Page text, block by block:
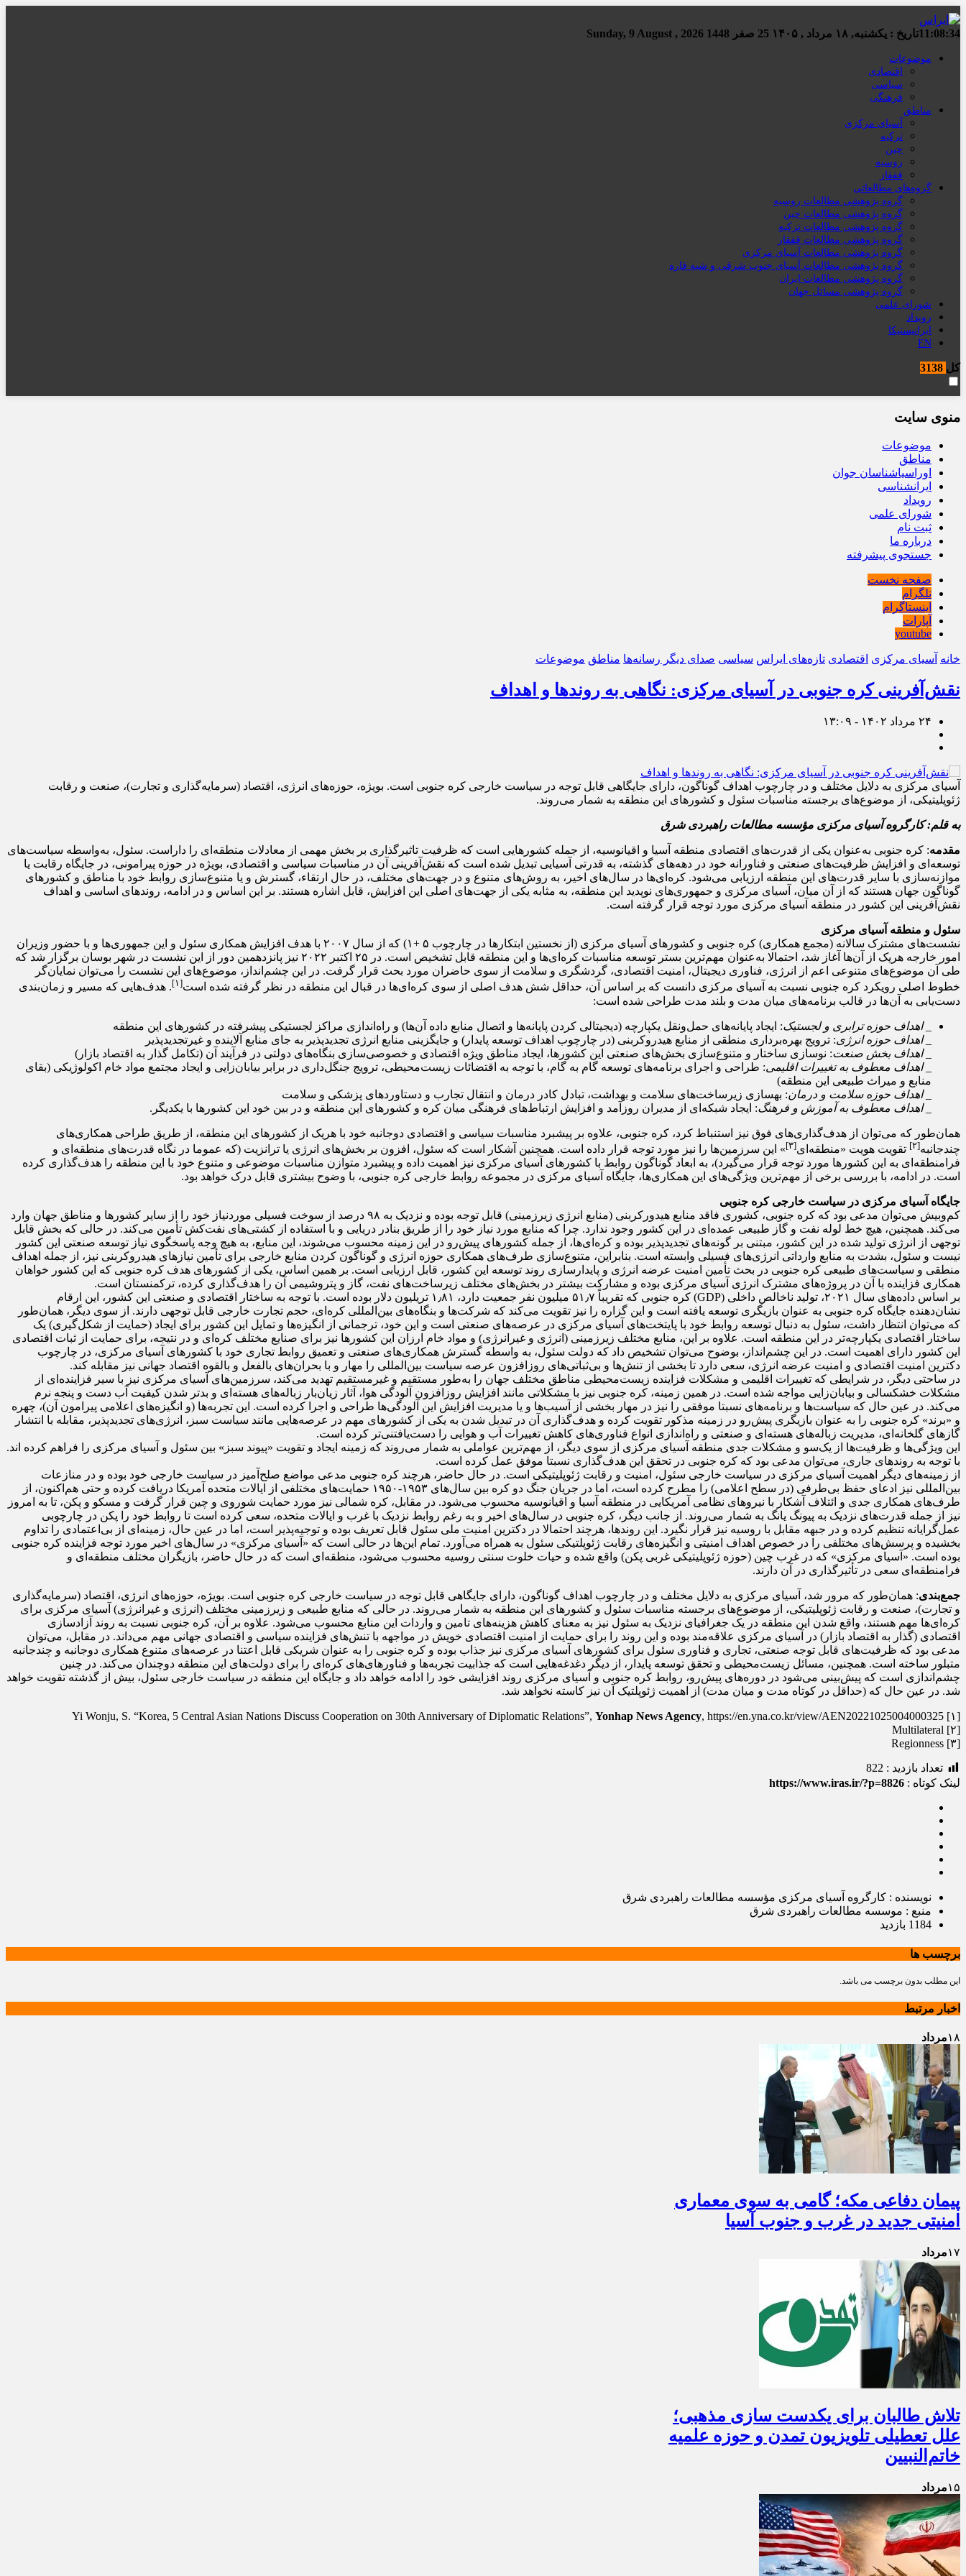
11:08:35تاریخ : یکشنبه, ۱۸ مرداد , ۱۴۰۵ 25 صفر 1448
موضوعات
اقتصادی
سیاسی
فرهنگی
مناطق
آسیای مرکزی
ترکیه
چین
روسیه
قفقاز
گروه‌های مطالعاتی
گروه پژوهشی مطالعات روسیه
گروه پژوهشی مطالعات چین
گروه پژوهشی مطالعات ترکیه
گروه پژوهشی مطالعات قفقاز
گروه پژوهشی مطالعات آسیای مرکزی
گروه پژوهشی مطالعات آسیای جنوب شرقی و شبه قاره
گروه پژوهشی مطالعات ایران
گروه پژوهشی مسائل جهان
شورای علمی
رویداد
ایرانیستیکا
EN
کل
منوی سایت
موضوعات
مناطق
اوراسیاشناسان جوان
ایرانشناسی
رویداد
شورای علمی
ثبت نام
درباره ما
جستجوی پیشرفته
صفحه نخست
تلگرام
اینستاگرام
آپارات
youtube
خانه آسیای مرکزی اقتصادی تازه‌های ایراس سیاسی صدای دیگر رسانه‌ها مناطق موضوعات
نقش‌آفرینی کره جنوبی در آسیای مرکزی: نگاهی به روندها و اهداف
۲۴ مرداد ۱۴۰۲ - ۱۳:۰۹
آسیای مرکزی به دلایل مختلف و در چارچوب اهداف گوناگون، دارای جایگاهی قابل توجه در سیاست خارجی کره جنوبی است. بویژه، حوزه‌های انرژی، اقتصاد (سرمایه‌گذاری و تجارت)، صنعت و رقابت
ژئوپلیتیکی، از موضوع‌های برجسته مناسبات سئول و کشورهای این منطقه به شمار می‌روند.
به قلم: کارگروه آسیای مرکزی مؤسسه مطالعات راهبردی شرق
مقدمه: کره جنوبی به‌عنوان یکی از قدرت‌های اقتصادی منطقه آسیا و اقیانوسیه، از جمله کشورهایی است که ظرفیت تاثیرگذاری بر بخش مهمی از معادلات منطقه‌ای را داراست. سئول، به‌واسطه سیاست‌های
توسعه‌ای و افزایش ظرفیت‌های صنعتی و فناورانه خود در دهه‌های گذشته، به قدرتی آسیایی تبدیل شده است که نقش‌آفرینی آن در مناسبات سیاسی و اقتصادی، بویژه در حوزه پیرامونی، در جایگاه رقابت یا
موازنه‌سازی با سایر قدرت‌های این منطقه ارزیابی می‌شود. کره‌ای‌ها در سال‌های اخیر، به روش‌های متنوع و در جهت‌های مختلف، در حال ارتقاء، گسترش و یا متنوع‌سازی روابط خود با مناطق و کشورهای
گوناگون جهان هستند که از آن میان، آسیای مرکزی و جمهوری‌های نوپدید این منطقه، به مثابه یکی از جهت‌های اصلی این افزایش، قابل اشاره هستند. بر این اساس و در ادامه، روندهای اساسی و اهداف
نقش‌آفرینی این کشور در منطقه آسیای مرکزی مورد توجه قرار گرفته است.
سئول و منطقه آسیای مرکزی
نشست‌های مشترک سالانه (مجمع همکاری) کره جنوبی و کشورهای آسیای مرکزی (از نخستین ابتکارها در چارچوب ۵ +۱) که از سال ۲۰۰۷ با هدف افزایش همکاری سئول و این جمهوری‌ها و با حضور وزیران
امور خارجه هریک از آن‌ها آغاز شد، احتمالا به‌عنوان مهم‌ترین بستر توسعه مناسبات کره‌ای‌ها و این منطقه قابل تشخیص است. در ۲۵ اکتبر ۲۰۲۲ نیز پانزدهمین دور از این نشست در شهر بوسان برگزار شد که
طی آن موضوع‌های متنوعی اعم از انرژی، فناوری دیجیتال، امنیت اقتصادی، گردشگری و سلامت از سوی حاضران مورد بحث قرار گرفت. در این چشم‌انداز، موضوع‌های این نشست را می‌توان نمایان‌گر
خطوط اصلی رویکرد کره جنوبی نسبت به آسیای مرکزی دانست که بر اساس آن، حداقل شش هدف اصلی از سوی کره‌ای‌ها در قبال این منطقه در نظر گرفته شده است[۱]
. هدف‌هایی که مسیر و زمان‌بندی
دست‌یابی به آن‌ها در قالب برنامه‌های میان مدت و بلند مدت طراحی شده است:
_ اهداف حوزه ترابری و لجستیک: ایجاد پایانه‌های حمل‌ونقل یکپارچه (دیجیتالی کردن پایانه‌ها و اتصال منابع داده آن‌ها) و راه‌اندازی مراکز لجستیکی پیشرفته در کشورهای این منطقه
_ اهداف حوزه انرژی: ترویج بهره‌برداری منطقی از منابع هیدروکربنی (در چارچوب اهداف توسعه پایدار) و جایگزینی منابع انرژی تجدیدپذیر به جای منابع آلاینده و غیرتجدیدپذیر
_ اهداف بخش صنعت: نوسازی ساختار و متنوع‌سازی بخش‌های صنعتی این کشورها، ایجاد مناطق ویژه اقتصادی و خصوصی‌سازی بنگاه‌های دولتی در فرآیند آن (تکامل گذار به اقتصاد بازار)
_ اهداف معطوف به تغییرات اقلیمی: طراحی و اجرای برنامه‌های توسعه گام به گام، با توجه به اقتضائات زیست‌محیطی، ترویج جنگل‌داری در برابر بیابان‌زایی و ایجاد مجتمع مواد خام اکولوژیکی (بقای
منابع و میراث طبیعی این منطقه)
_ اهداف حوزه سلامت و درمان: بهسازی زیرساخت‌های سلامت و بهداشت، تبادل کادر درمان و انتقال تجارب و دستاوردهای پزشکی و سلامت
_ اهداف معطوف به آموزش و فرهنگ: ایجاد شبکه‌ای از مدیران روزآمد و افزایش ارتباط‌های فرهنگی میان کره و کشورهای این منطقه و در بین خود این کشورها با یکدیگر.
همان‌طور که می‌توان از هدف‌گذاری‌های فوق نیز استنباط کرد، کره جنوبی، علاوه بر پیشبرد مناسبات سیاسی و اقتصادی دوجانبه خود با هریک از کشورهای این منطقه، از طریق طراحی همکاری‌های
چندجانبه[۲] تقویت هویت «منطقه‌ای[۳]
» این سرزمین‌ها را نیز مورد توجه قرار داده است. همچنین آشکار است که سئول، افزون بر بخش‌های انرژی یا ترانزیت (که عموما در نگاه قدرت‌های منطقه‌ای و
فرامنطقه‌ای به این کشورها مورد توجه قرار می‌گیرد)، به ابعاد گوناگون روابط با کشورهای آسیای مرکزی نیز اهمیت داده و پیشبرد متوازن مناسبات موضوعی و متنوع خود با این منطقه را هدف‌گذاری کرده
است. در ادامه، با بررسی برخی از مهم‌ترین ویژگی‌های این همکاری‌ها، جایگاه آسیای مرکزی در مجموعه روابط خارجی کره جنوبی، با وضوح بیشتری قابل درک خواهد بود.
جایگاه آسیای مرکزی در سیاست خارجی کره جنوبی
کم‌وبیش می‌توان مدعی بود که کره جنوبی، کشوری فاقد منابع هیدورکربنی (منابع انرژی زیرزمینی) قابل توجه بوده و نزدیک به ۹۸ درصد از سوخت فسیلی موردنیاز خود را از سایر کشورها و مناطق جهان وارد
می‌کند. همچنین، هیچ خط لوله نفت و گاز طبیعی عمده‌ای در این کشور وجود ندارد. چرا که منابع مورد نیاز خود را از طریق بنادر دریایی و با استفاده از کشتی‌های نفت‌کش تأمین می‌کند. در حالی که بخش قابل
توجهی از انرژی تولید شده در این کشور، مبتنی بر گونه‌های تجدیدپذیر بوده و کره‌ای‌ها، از جمله کشورهای پیش‌رو در این زمینه محسوب می‌شوند، این منابع، به هیچ وجه پاسخگوی نیاز توسعه صنعتی این کشور
نیست و سئول، بشدت به منابع وارداتی انرژی‌های فسیلی وابسته است. بنابراین، متنوع‌سازی طرف‌های همکاری حوزه انرژی و گوناگون کردن منابع خارجی برای تأمین نیازهای هیدروکربنی نیز، از جمله اهداف
منطقی و سیاست‌های طبیعی کره جنوبی در بحث تأمین امنیت عرضه انرژی و پایدارسازی روند توسعه این کشور، قابل ارزیابی است. بر همین اساس، یکی از کشورهای هدف کره جنوبی که این کشور خواهان
همکاری فزاینده با آن در پروژه‌های مشترک انرژی آسیای مرکزی بوده و مشارکت بیشتر در بخش‌های مختلف زیرساخت‌های نفت، گاز و پتروشیمی آن را هدف‌گذاری کرده، ترکمنستان است.
بر اساس داده‌های سال ۲۰۲۱، تولید ناخالص داخلی (GDP) کره جنوبی که تقریباً ۵۱٫۷ میلیون نفر جمعیت دارد، ۱٫۸۱ تریلیون دلار بوده است. با توجه به ساختار اقتصادی و صنعتی این کشور، این ارقام
نشان‌دهنده جایگاه کره جنوبی به عنوان بازیگری توسعه یافته است و این گزاره را نیز تقویت می‌کند که شرکت‌ها و بنگاه‌های بین‌المللی کره‌ای، حجم تجارت خارجی قابل توجهی دارند. از سوی دیگر، همان‌طور
که می‌توان انتظار داشت، سئول به دنبال توسعه روابط خود با پایتخت‌های آسیای مرکزی در عرصه‌های صنعتی است و این خود، ترجمانی از انگیزه‌ها و تمایل این کشور برای ایجاد (حمایت از شکل‌گیری) یک
ساختار اقتصادی یکپارچه‌تر در این منطقه است. علاوه بر این، منابع مختلف زیرزمینی (انرژی و غیرانرژی) و مواد خام ارزان این کشورها نیز برای صنایع مختلف کره‌ای و در نتیجه، برای حمایت از ثبات اقتصادی
این کشور دارای اهمیت است. در این چشم‌انداز، بوضوح می‌توان تشخیص داد که دولت سئول، به واسطه گسترش همکاری‌های صنعتی و تعمیق روابط تجاری خود با کشورهای آسیای مرکزی، در چارچوب
دکترین امنیت اقتصادی و امنیت عرضه انرژی، سعی دارد تا بخشی از تنش‌ها و بی‌ثباتی‌های روزافزون عرصه سیاست بین‌المللی را مهار و با بحران‌های بالفعل و بالقوه اقتصاد جهانی نیز مقابله کند.
در ساحتی دیگر، در شرایطی که تغییرات اقلیمی و مشکلات فزاینده زیست‌محیطی مناطق مختلف جهان را به‌طور مستقیم و غیرمستقیم تهدید می‌کند، سرزمین‌های آسیای مرکزی نیز با سیر فزاینده‌ای از
مشکلات خشکسالی و بیابان‌زایی مواجه شده است. در همین زمینه، کره جنوبی نیز با مشکلاتی مانند افزایش روزافزون آلودگی هوا، آثار زیان‌بار زباله‌های هسته‌ای و بدتر شدن کیفیت آب دست و پنجه نرم
می‌کند. در عین حال که سیاست‌ها و برنامه‌های نسبتا موفقی را نیز در مهار بخشی از آسیب‌ها و یا مدیریت افزایش این آلودگی‌ها طراحی و اجرا کرده است. این تجربه‌ها (و انگیزه‌های اعلامی پیرامون آن)، چهره
و «برند» کره جنوبی را به عنوان بازیگری پیش‌رو در زمینه مذکور تقویت کرده و هدف‌گذاری آن در تبدیل شدن به یکی از کشورهای مهم در عرصه‌هایی مانند سیاست سبز، انرژی‌های تجدیدپذیر، مقابله با انتشار
گازهای گلخانه‌ای، مدیریت زباله‌های هسته‌ای و صنعتی و راه‌اندازی انواع فناوری‌های کاهش تغییرات آب و هوایی را دست‌یافتنی‌تر کرده است.
این ویژگی‌ها و ظرفیت‌ها از یک‌سو و مشکلات جدی منطقه آسیای مرکزی از سوی دیگر، از مهم‌ترین عواملی به شمار می‌روند که زمینه ایجاد و تقویت «پیوند سبز» بین سئول و آسیای مرکزی را فراهم کرده اند.
با توجه به روندهای جاری، می‌توان مدعی بود که کره جنوبی در تحقق این هدف‌گذاری نسبتا موفق عمل کرده است.
از زمینه‌های دیگر اهمیت آسیای مرکزی در سیاست خارجی سئول، امنیت و رقابت ژئوپلیتیکی است. در حال حاضر، هرچند کره جنوبی مدعی مواضع صلح‌آمیز در سیاست خارجی خود بوده و در منازعات
بین‌المللی نیز ادعای حفظ بی‌طرفی (در سطح اعلامی) را مطرح کرده است، اما در جریان جنگ دو کره بین سال‌های ۱۹۵۳-۱۹۵۰ حمایت‌های مختلفی از ایالات متحده آمریکا دریافت کرده و حتی هم‌اکنون، از
طرف‌های همکاری جدی و ائتلاف آشکار با نیروهای نظامی آمریکایی در منطقه آسیا و اقیانوسیه محسوب می‌شود. در مقابل، کره شمالی نیز مورد حمایت شوروی و چین قرار گرفت و مسکو و پکن، تا به امروز
نیز از جمله قدرت‌های نزدیک به پیونگ یانگ به شمار می‌روند. از جانب دیگر، کره جنوبی در سال‌های اخیر و به رغم روابط نزدیک با غرب و ایالات متحده، سعی کرده است تا روابط خود را پکن در چارچوبی
عمل‌گرایانه تنظیم کرده و در جبهه مقابل با روسیه نیز قرار نگیرد. این روندها، هرچند احتمالا در دکترین امنیت ملی سئول قابل تعریف بوده و توجیه‌پذیر است، اما در عین حال، زمینه‌ای از بی‌اعتمادی را تداوم
بخشیده و پرسش‌های مختلفی را در خصوص اهداف امنیتی و انگیزه‌های رقابت ژئوپلتیکی سئول به همراه می‌آورد. تمام این‌ها در حالی است که «آسیای مرکزی» در سال‌های اخیر مورد توجه فزاینده کره جنوبی
بوده است. «آسیای مرکزی» که در غرب چین (حوزه ژئوپلیتیکی غربی پکن) واقع شده و حیات خلوت سنتی روسیه محسوب می‌شود، منطقه‌ای است که در حال حاضر، بازیگران مختلف منطقه‌ای و
فرامنطقه‌ای سعی در تأثیرگذاری در آن دارند.
جمع‌بندی: همان‌طور که مرور شد، آسیای مرکزی به دلایل مختلف و در چارچوب اهداف گوناگون، دارای جایگاهی قابل توجه در سیاست خارجی کره جنوبی است. بویژه، حوزه‌های انرژی، اقتصاد (سرمایه‌گذاری
و تجارت)، صنعت و رقابت ژئوپلیتیکی، از موضوع‌های برجسته مناسبات سئول و کشورهای این منطقه به شمار می‌روند. در حالی که منابع طبیعی و زیرزمینی مختلف (انرژی و غیرانرژی) آسیای مرکزی برای
کره‌ای‌ها مهم هستند، واقع شدن این منطقه در یک جغرافیای نزدیک به سئول نیز به معنای کاهش هزینه‌های تامین و واردات این منابع محسوب می‌شود. علاوه بر آن، کره جنوبی نسبت به روند آزادسازی
اقتصادی (گذار به اقتصاد بازار) در آسیای مرکزی علاقه‌مند بوده و این روند را برای حمایت از امنیت اقتصادی خویش در مواجهه با تنش‌های فزاینده سیاسی و اقتصادی جهانی مهم می‌داند. در مقابل، می‌توان
مدعی بود که ظرفیت‌های قابل توجه صنعتی، تجاری و فناوری سئول برای کشورهای آسیای مرکزی نیز جذاب بوده و کره جنوبی را به عنوان شریکی قابل اعتنا در عرصه‌های متنوع همکاری دوجانبه و چندجانبه
متبلور ساخته است. همچنین، مسائل زیست‌محیطی و تحقق توسعه پایدار، از دیگر دغدغه‌هایی است که جذابیت تجربه‌ها و فناورهای‌های کره‌ای را برای دولت‌های این منطقه دوچندان می‌کند. در چنین
چشم‌اندازی است که پیش‌بینی می‌شود در دوره‌های پیش‌رو، روابط کره جنوبی و آسیای مرکزی روند افزایشی خود را ادامه خواهد داد و جایگاه این منطقه در سیاست خارجی سئول، بیش از گذشته تقویت خواهد
شد. در عین حال که (حداقل در کوتاه مدت و میان مدت) از اهمیت ژئوپلتیک آن نیز کاسته نخواهد شد.
[۱] Yi Wonju, S. “Korea, 5 Central Asian Nations Discuss Cooperation on 30th Anniversary of Diplomatic Relations”, Yonhap News Agency, https://en.yna.co.kr/view/AEN20221025004000325
[۲] Multilateral
[۳] Regionness
تعداد بازدید : 822
لینک کوتاه : https://www.iras.ir/?p=8826
نویسنده : کارگروه آسیای مرکزی مؤسسه مطالعات راهبردی شرق
منبع : موسسه مطالعات راهبردی شرق
1184 بازدید
برچسب ها
این مطلب بدون برچسب می باشد.
اخبار مرتبط
۱۸مرداد
پیمان دفاعی مکه؛ گامی به سوی معماری
امنیتی جدید در غرب و جنوب آسیا
۱۷مرداد
تلاش طالبان برای یکدست سازی مذهبی؛
علل تعطیلی تلویزیون تمدن و حوزه علمیه
خاتم‌النبیین
۱۵مرداد